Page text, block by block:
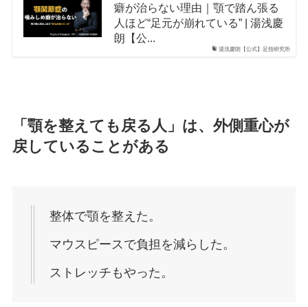
湯浅慶朗【公式】足指研究所
癖が治らない理由｜顎で踏ん張る
人ほど“足元が崩れている” | 湯浅慶
朗【公...
「顎を整えても戻る人」は、外側重心が
戻していることがある
整体で顎を整えた。
マウスピースで負担を減らした。
ストレッチもやった。